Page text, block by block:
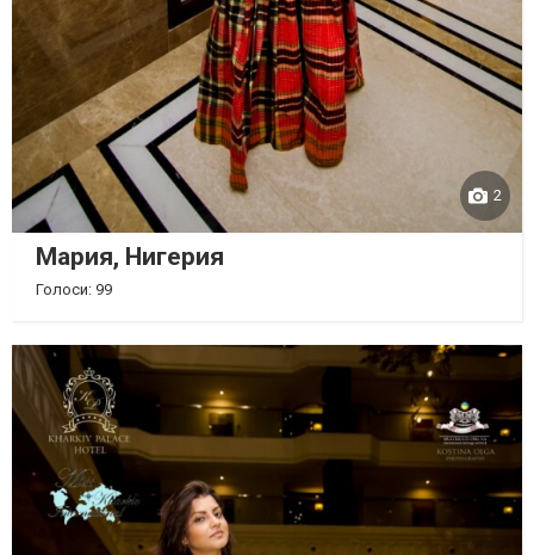
2
Мария, Нигерия
Голоси: 99